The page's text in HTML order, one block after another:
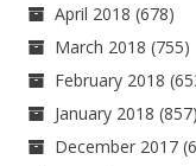
April 2018 (678)
March 2018 (755)
February 2018
January 2018 (857)
December 2017